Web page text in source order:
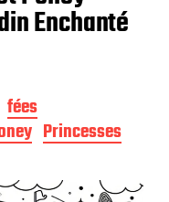
Enchanté
fées
Princesses